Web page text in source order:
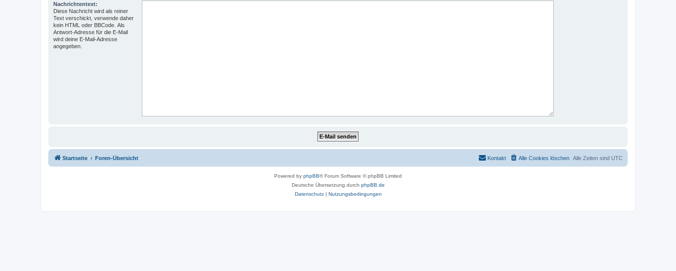
Nachrichtentext:
Diese Nachricht wird als reiner
Text verschickt, verwende daher
kein HTML oder BBCode. Als
Antwort-Adresse für die E-Mail
wird deine E-Mail-Adresse
angegeben.
Startseite Foren-Übersicht Alle Zeiten sind UTC
Alle Cookies löschen
Kontakt
Powered by phpBB® Forum Software © phpBB Limited
Deutsche Übersetzung durch phpBB.de
Datenschutz| Nutzungsbedingungen